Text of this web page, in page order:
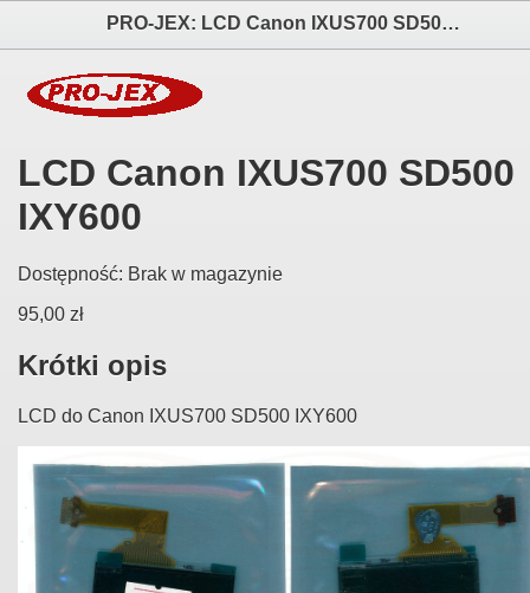
PRO-JEX: LCD Canon IXUS700 SD500 IXY600 elektronika i akcesoria aparatów fotograficznych
LCD Canon IXUS700 SD500
IXY600
Dostępność: Brak w magazynie
95,00 zł
Krótki opis
LCD do Canon IXUS700 SD500 IXY600